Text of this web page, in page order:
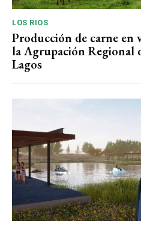
LOS RIOS
Producción de carne en
la Agrupación Regional
Lagos